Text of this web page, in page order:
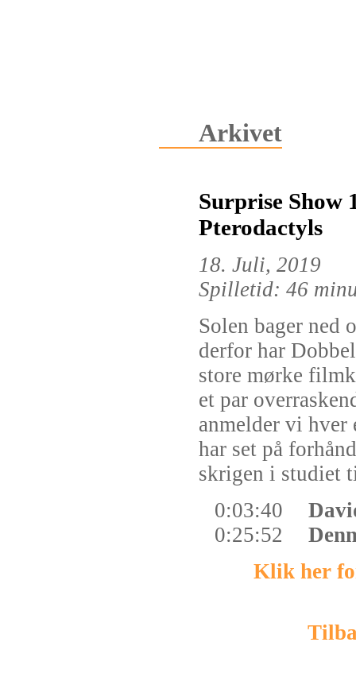
Arkivet
Surprise Show
Pterodactyls
18. Juli, 2019
Spilletid: 46
Solen bager ned
derfor har
store mørke
et par
anmelder vi hver
har set på
skrigen i studiet
0:03:40
0:25:52
Klik her